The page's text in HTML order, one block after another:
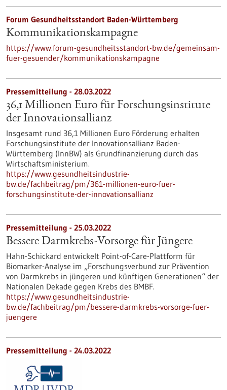
Forum Gesundheitsstandort Baden-Württemberg
Kommunikationskampagne
https://www.forum-gesundheitsstandort-bw.de/gemeinsam-
fuer-gesuender/kommunikationskampagne
Pressemitteilung - 28.03.2022
36,1 Millionen Euro für Forschungsinstitute
der Innovationsallianz
Insgesamt rund 36,1 Millionen Euro Förderung erhalten
Forschungsinstitute der Innovationsallianz Baden-
Württemberg (InnBW) als Grundfinanzierung durch das
Wirtschaftsministerium.
https://www.gesundheitsindustrie-
bw.de/fachbeitrag/pm/361-millionen-euro-fuer-
forschungsinstitute-der-innovationsallianz
Pressemitteilung - 25.03.2022
Bessere Darmkrebs-Vorsorge für Jüngere
Hahn-Schickard entwickelt Point-of-Care-Plattform für
Biomarker-Analyse im „Forschungsverbund zur Prävention
von Darmkrebs in jüngeren und künftigen Generationen“ der
Nationalen Dekade gegen Krebs des BMBF.
https://www.gesundheitsindustrie-
bw.de/fachbeitrag/pm/bessere-darmkrebs-vorsorge-fuer-
juengere
Pressemitteilung - 24.03.2022